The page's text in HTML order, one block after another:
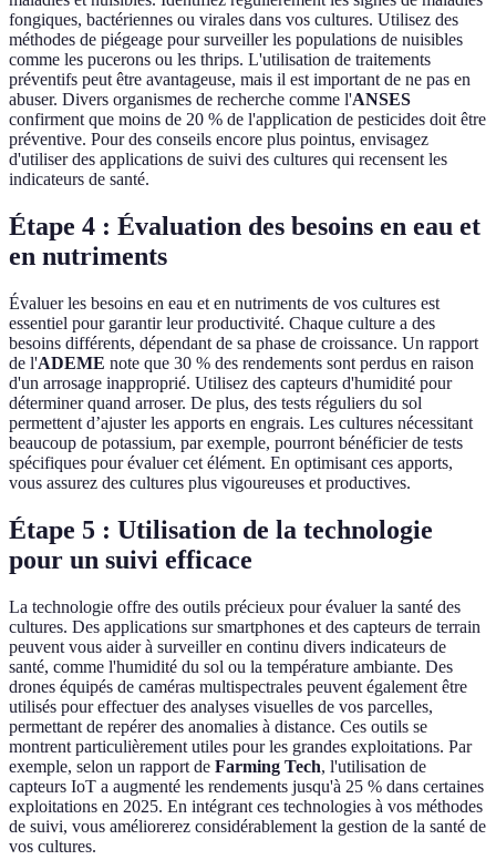
fongiques, bactériennes ou virales dans vos cultures. Utilisez des
méthodes de piégeage pour surveiller les populations de nuisibles
comme les pucerons ou les thrips. L'utilisation de traitements
préventifs peut être avantageuse, mais il est important de ne pas en
abuser. Divers organismes de recherche comme l'ANSES
confirment que moins de 20 % de l'application de pesticides doit être
préventive. Pour des conseils encore plus pointus, envisagez
d'utiliser des applications de suivi des cultures qui recensent les
indicateurs de santé.
Étape 4 : Évaluation des besoins en eau et
en nutriments
Évaluer les besoins en eau et en nutriments de vos cultures est
essentiel pour garantir leur productivité. Chaque culture a des
besoins différents, dépendant de sa phase de croissance. Un rapport
de l'ADEME note que 30 % des rendements sont perdus en raison
d'un arrosage inapproprié. Utilisez des capteurs d'humidité pour
déterminer quand arroser. De plus, des tests réguliers du sol
permettent d’ajuster les apports en engrais. Les cultures nécessitant
beaucoup de potassium, par exemple, pourront bénéficier de tests
spécifiques pour évaluer cet élément. En optimisant ces apports,
vous assurez des cultures plus vigoureuses et productives.
Étape 5 : Utilisation de la technologie
pour un suivi efficace
La technologie offre des outils précieux pour évaluer la santé des
cultures. Des applications sur smartphones et des capteurs de terrain
peuvent vous aider à surveiller en continu divers indicateurs de
santé, comme l'humidité du sol ou la température ambiante. Des
drones équipés de caméras multispectrales peuvent également être
utilisés pour effectuer des analyses visuelles de vos parcelles,
permettant de repérer des anomalies à distance. Ces outils se
montrent particulièrement utiles pour les grandes exploitations. Par
exemple, selon un rapport de Farming Tech, l'utilisation de
capteurs IoT a augmenté les rendements jusqu'à 25 % dans certaines
exploitations en 2025. En intégrant ces technologies à vos méthodes
de suivi, vous améliorerez considérablement la gestion de la santé de
vos cultures.